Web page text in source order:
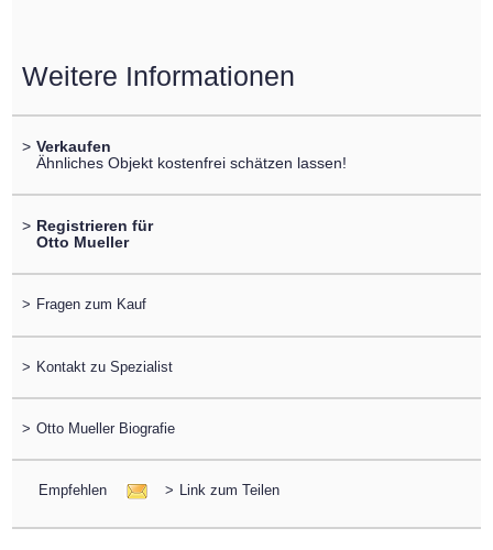
Weitere Informationen
> Verkaufen
Ähnliches Objekt kostenfrei schätzen lassen!
> Registrieren für
Otto Mueller
> Fragen zum Kauf
> Kontakt zu Spezialist
> Otto Mueller Biografie
Empfehlen > Link zum Teilen